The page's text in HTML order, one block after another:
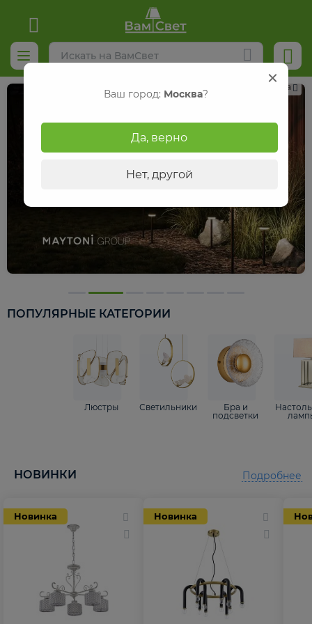
Реклама
ПОПУЛЯРНЫЕ КАТЕГОРИИ
Люстры Светильники
Бра и
подсветки
НОВИНКИ
Новинка Новинка
Подробнее
Ваш город: Москва?
Да, верно
Нет, другой